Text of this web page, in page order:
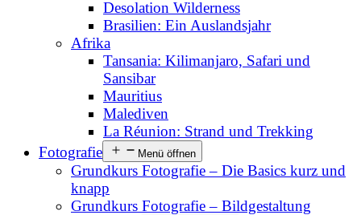
Desolation Wilderness
Brasilien: Ein Auslandsjahr
Afrika
Tansania: Kilimanjaro, Safari und
Sansibar
Mauritius
Malediven
La Réunion: Strand und Trekking
Fotografie
Menü öffnen
Grundkurs Fotografie – Die Basics kurz und
knapp
Grundkurs Fotografie – Bildgestaltung